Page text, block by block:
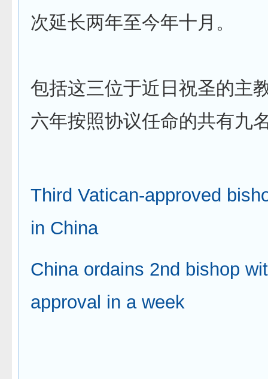
次延长两年至今年十月。
包括这三位于近日祝圣的主
六年按照协议任命的共有九
Third Vatican-approved
in China
China ordains 2nd bishop
approval in a week